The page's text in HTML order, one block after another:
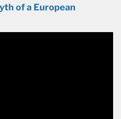
of a European